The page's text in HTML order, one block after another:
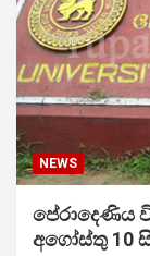
NEWS
පේරාදෙණිය
අගෝස්තු 10